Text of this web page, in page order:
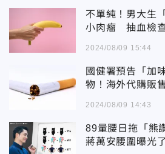
不單純！男大生
小肉瘤 抽血檢
2024/08/09 15:44
國健署預告「加
物！海外代購販
2024/08/09 14:43
89量腰日拖「熊
蔣萬安腰圍曝光了